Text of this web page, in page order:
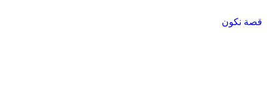
قصة نكون